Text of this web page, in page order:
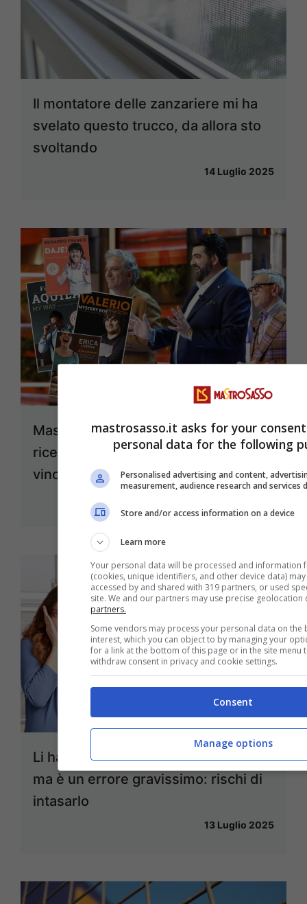
Il montatore delle zanzariere mi ha
svelato questo trucco, da allora sto
svoltando
14 Luglio 2025
Masterchef Italia, è questo il libro di
ricette campione di incassi: quale
vincitore ha venduto di più
Li hai sempre buttati nel lavandino
ma è un errore gravissimo: rischi di
intasarlo
13 Luglio 2025
mastrosasso.it asks for your
personal data for the following
Personalised advertising and content,
measurement, audience research and services
Store and/or access information on a device
Learn more
Your personal data will be processed and information
(cookies, unique identifiers, and other device data)
accessed by and shared with 319 partners, or used
site. We and our partners may use precise geolocation
partners.
Some vendors may process your personal data on the
interest, which you can object to by managing your
for a link at the bottom of this page or in the site menu
withdraw consent in privacy and cookie settings.
Consent
Manage options